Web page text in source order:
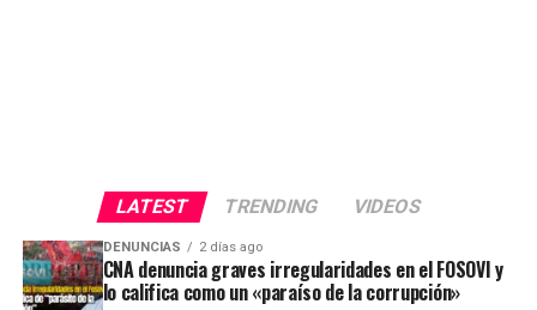
LATEST TRENDING VIDEOS
DENUNCIAS 2 días ago
CNA denuncia graves irregularidades en el FOSOVI y
lo califica como un «paraíso de la corrupción»